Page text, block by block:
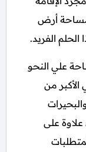
مساحة أرض
علي النحو
من
علاوة على